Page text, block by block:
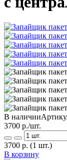
В наличии
3700 р./шт.
3700 р. (1 шт.)
В корзину